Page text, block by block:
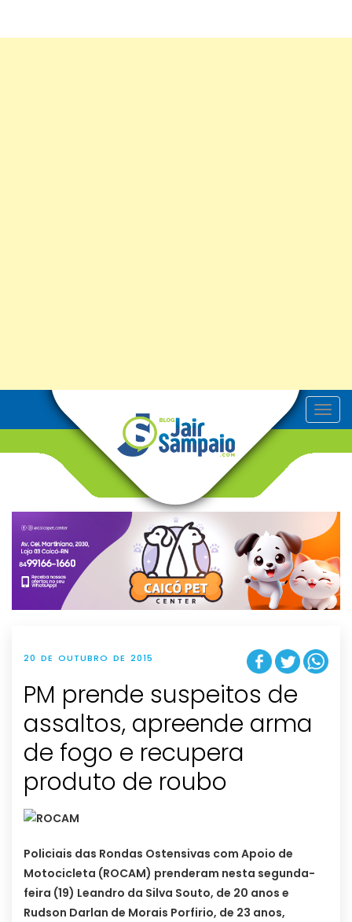
T
o
v
g
t
i
o
n
20 DE OUTUBRO DE 2015
PM prende suspeitos de
assaltos, apreende arma
de fogo e recupera
Policiais das Rondas Ostensivas com Apoio de
Motocicleta (ROCAM) prenderam nesta segunda-
feira (19) Leandro da Silva Souto, de 20 anos e
Rudson Darlan de Morais Porfirio, de 23 anos,